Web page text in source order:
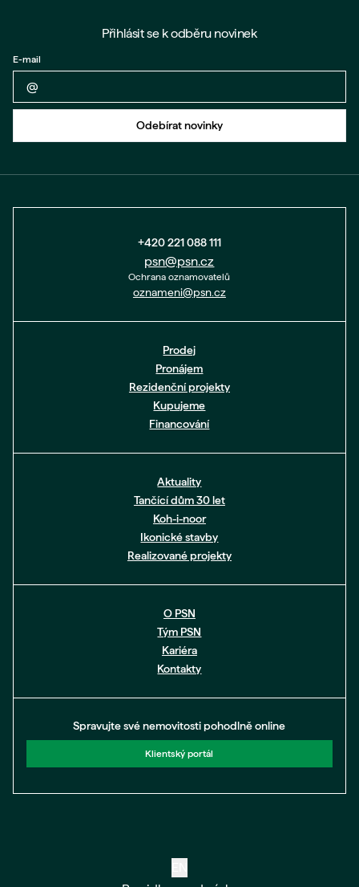
Zpět na formulář
Přihlásit se k odběru novinek
E-mail
Odebírat novinky
+420 221 088 111
psn@psn.cz
Ochrana oznamovatelů
oznameni@psn.cz
Prodej
Pronájem
Rezidenční projekty
Kupujeme
Financování
Aktuality
Tančící dům 30 let
Koh-i-noor
Ikonické stavby
Realizované projekty
O PSN
Tým PSN
Kariéra
Kontakty
Spravujte své nemovitosti pohodlně online
Klientský portál